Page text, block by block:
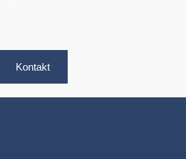
Kontakt